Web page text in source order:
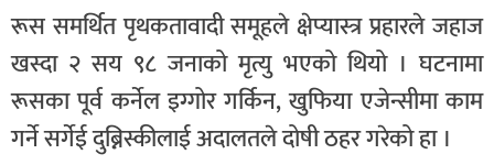
रूस समर्थित पृथकतावादी समूहले क्षेप्यास्त्र प्रहारले जहाज
खस्दा २ सय ९८ जनाको मृत्यु भएको थियो । घटनामा
रूसका पूर्व कर्नेल इग्गोर गर्किन, खुफिया एजेन्सीमा काम
गर्ने सर्गेई दुब्निस्कीलाई अदालतले दोषी ठहर गरेको हा ।